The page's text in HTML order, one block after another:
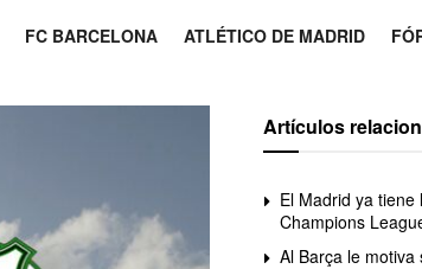
FC BARCELONA ATLÉTICO DE MADRID
Artículos
El Madrid ya
Champions
Al Barça le motiva